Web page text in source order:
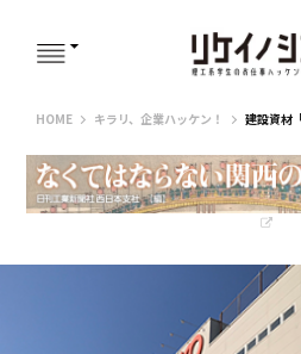
HOMEリケイノシゴト
キラリ、企業ハッケン！ 建設資材